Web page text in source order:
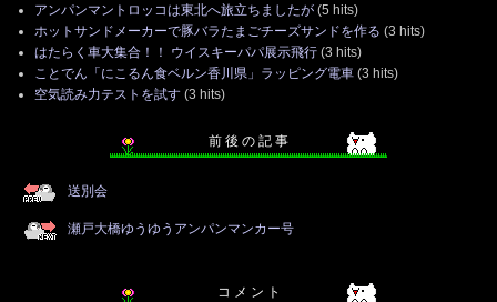
アンパンマントロッコは東北へ旅立ちましたが (5 hits)
ホットサンドメーカーで豚バラたまごチーズサンドを作る (3 hits)
はたらく車大集合！！ ウイスキーパパ展示飛行 (3 hits)
ことでん「にこるん食ベルン香川県」ラッピング電車 (3 hits)
空気読み力テストを試す (3 hits)
前 後 の 記 事
送別会
瀬戸大橋ゆうゆうアンパンマンカー号
コ メ ン ト